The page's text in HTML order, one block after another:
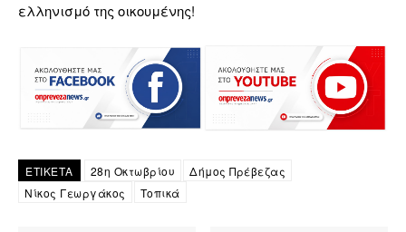
ελληνισμό της οικουμένης!
ΕΤΙΚΕΤΑ 28η Οκτωβρίου
Δήμος Πρέβεζας
Νίκος Γεωργάκος
Τοπικά